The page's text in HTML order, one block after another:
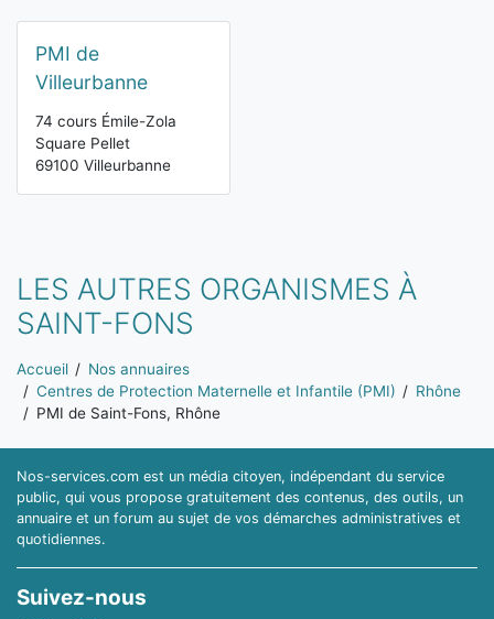
PMI de
Villeurbanne
74 cours Émile-Zola
Square Pellet
69100 Villeurbanne
LES AUTRES ORGANISMES À
SAINT-FONS
Vous êtes ici:
Accueil
Nos annuaires
Centres de Protection Maternelle et Infantile (PMI)
Rhône
PMI de Saint-Fons, Rhône
Nos-services.com est un média citoyen, indépendant du service
public, qui vous propose gratuitement des contenus, des outils, un
annuaire et un forum au sujet de vos démarches administratives et
quotidiennes.
Suivez-nous